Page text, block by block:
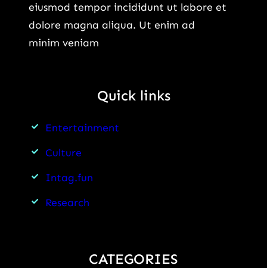
eiusmod tempor incididunt ut labore et
dolore magna aliqua. Ut enim ad
minim veniam
Quick links
Entertainment
Culture
Intag.fun
Research
CATEGORIES